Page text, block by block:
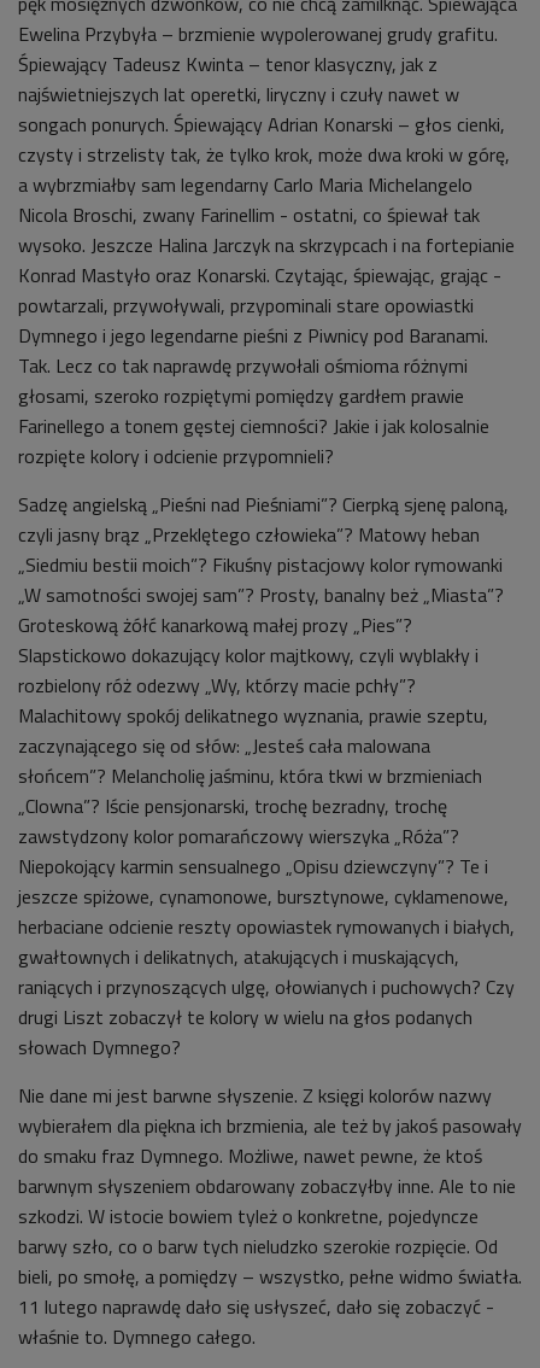
Ewelina Przybyła – brzmienie wypolerowanej grudy grafitu.
Śpiewający Tadeusz Kwinta – tenor klasyczny, jak z
najświetniejszych lat operetki, liryczny i czuły nawet w
songach ponurych. Śpiewający Adrian Konarski – głos cienki,
czysty i strzelisty tak, że tylko krok, może dwa kroki w górę,
a wybrzmiałby sam legendarny Carlo Maria Michelangelo
Nicola Broschi, zwany Farinellim - ostatni, co śpiewał tak
wysoko. Jeszcze Halina Jarczyk na skrzypcach i na fortepianie
Konrad Mastyło oraz Konarski. Czytając, śpiewając, grając -
powtarzali, przywoływali, przypominali stare opowiastki
Dymnego i jego legendarne pieśni z Piwnicy pod Baranami.
Tak. Lecz co tak naprawdę przywołali ośmioma różnymi
głosami, szeroko rozpiętymi pomiędzy gardłem prawie
Farinellego a tonem gęstej ciemności? Jakie i jak kolosalnie
rozpięte kolory i odcienie przypomnieli?
Sadzę angielską „Pieśni nad Pieśniami”? Cierpką sjenę paloną,
czyli jasny brąz „Przeklętego człowieka”? Matowy heban
„Siedmiu bestii moich”? Fikuśny pistacjowy kolor rymowanki
„W samotności swojej sam”? Prosty, banalny beż „Miasta”?
Groteskową żółć kanarkową małej prozy „Pies”?
Slapstickowo dokazujący kolor majtkowy, czyli wyblakły i
rozbielony róż odezwy „Wy, którzy macie pchły”?
Malachitowy spokój delikatnego wyznania, prawie szeptu,
zaczynającego się od słów: „Jesteś cała malowana
słońcem”? Melancholię jaśminu, która tkwi w brzmieniach
„Clowna”? Iście pensjonarski, trochę bezradny, trochę
zawstydzony kolor pomarańczowy wierszyka „Róża”?
Niepokojący karmin sensualnego „Opisu dziewczyny”? Te i
jeszcze spiżowe, cynamonowe, bursztynowe, cyklamenowe,
herbaciane odcienie reszty opowiastek rymowanych i białych,
gwałtownych i delikatnych, atakujących i muskających,
raniących i przynoszących ulgę, ołowianych i puchowych? Czy
drugi Liszt zobaczył te kolory w wielu na głos podanych
słowach Dymnego?
Nie dane mi jest barwne słyszenie. Z księgi kolorów nazwy
wybierałem dla piękna ich brzmienia, ale też by jakoś pasowały
do smaku fraz Dymnego. Możliwe, nawet pewne, że ktoś
barwnym słyszeniem obdarowany zobaczyłby inne. Ale to nie
szkodzi. W istocie bowiem tyleż o konkretne, pojedyncze
barwy szło, co o barw tych nieludzko szerokie rozpięcie. Od
bieli, po smołę, a pomiędzy – wszystko, pełne widmo światła.
11 lutego naprawdę dało się usłyszeć, dało się zobaczyć -
właśnie to. Dymnego całego.